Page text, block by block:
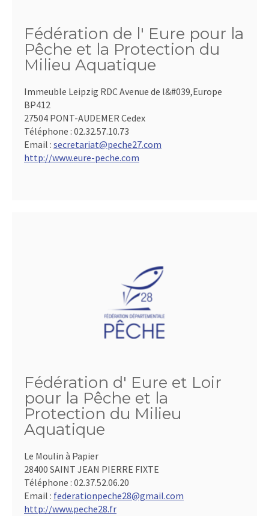
Fédération de l' Eure pour la
Pêche et la Protection du
Milieu Aquatique
Immeuble Leipzig RDC Avenue de l&#039,Europe
BP412
27504 PONT-AUDEMER Cedex
Téléphone : 02.32.57.10.73
Email : secretariat@peche27.com
http://www.eure-peche.com
Fédération d' Eure et Loir
pour la Pêche et la
Protection du Milieu
Aquatique
Le Moulin à Papier
28400 SAINT JEAN PIERRE FIXTE
Téléphone : 02.37.52.06.20
Email : federationpeche28@gmail.com
http://www.peche28.fr